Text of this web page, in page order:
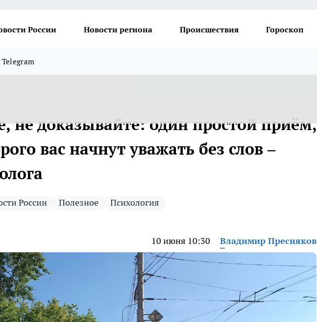
России Новости региона Происшествия Гороскоп
не доказывайте: один простой приём,
вас начнут уважать без слов –
России Полезное Психология
10 июня 10:30 Владимир Пресняков